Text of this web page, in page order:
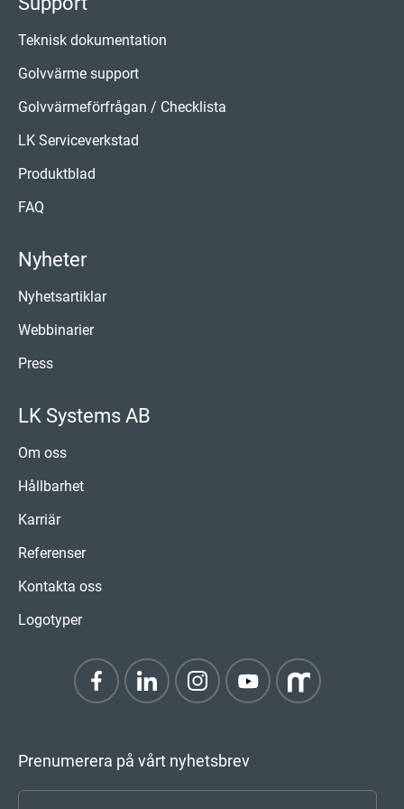
Teknisk dokumentation
Golvvärme support
Golvvärmeförfrågan / Checklista
LK Serviceverkstad
Produktblad
FAQ
Nyheter
Nyhetsartiklar
Webbinarier
Press
LK Systems AB
Om oss
Hållbarhet
Karriär
Referenser
Kontakta oss
Logotyper
Prenumerera på vårt nyhetsbrev